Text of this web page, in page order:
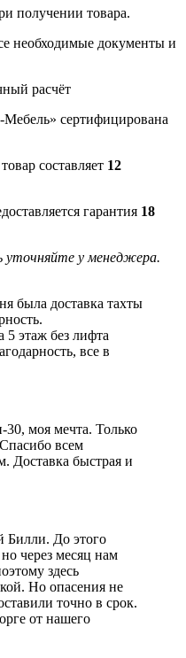
получении товара.
необходимые документы и
расчёт
сертифицирована
составляет 12
гарантия 18
уточняйте у менеджера.
была доставка тахты
этаж без лифта
все в
моя мечта. Только
всем
Доставка быстрая и
Билли. До этого
через месяц нам
здесь
Но опасения не
точно в срок.
от нашего